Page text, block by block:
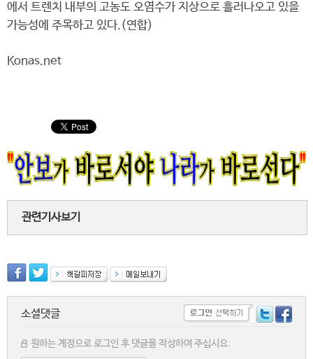
에서 트렌치 내부의 고농도 오염수가 지상으로 흘러나오고 있을
가능성에 주목하고 있다.(연합)
Konas.net
관련기사보기
소셜댓글
원하는 계정으로 로그인 후 댓글을 작성하여 주십시요.